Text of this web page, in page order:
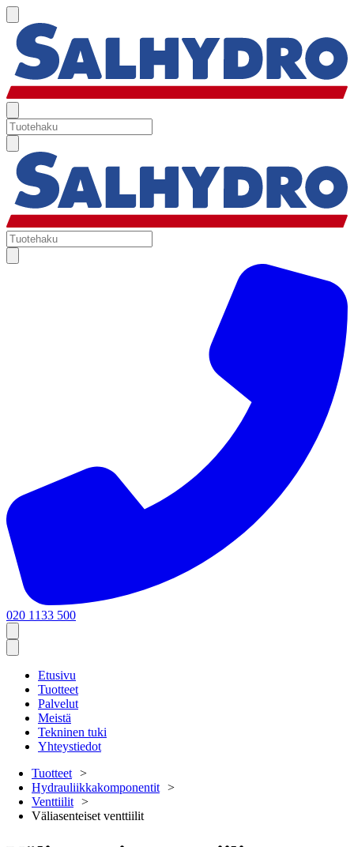
020 1133 500
Etusivu
Tuotteet
Palvelut
Meistä
Tekninen tuki
Yhteystiedot
Tuotteet
Hydrauliikkakomponentit
Venttiilit
Väliasenteiset venttiilit